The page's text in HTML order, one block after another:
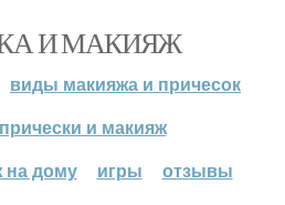
И МАКИЯЖ
виды макияжа и причесок
и макияж
на дому
игры отзывы